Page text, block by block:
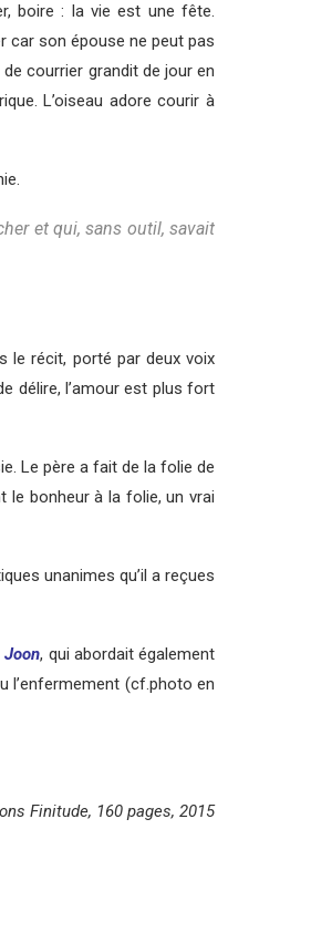
boire : la vie est une fête.
car son épouse ne peut pas
courrier grandit de jour en
L’oiseau adore courir à
et qui, sans outil, savait
le récit, porté par deux voix
délire, l’amour est plus fort
Le père a fait de la folie de
le bonheur à la folie, un vrai
unanimes qu’il a reçues
Joon, qui abordait également
l’enfermement (cf.photo en
Finitude, 160 pages, 2015